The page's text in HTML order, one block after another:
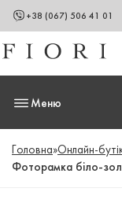
+38 (067) 506 41 01
Меню
Головна»Онлайн-
Фоторамка біло-